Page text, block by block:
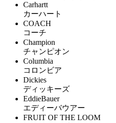
Carhartt
カーハート
COACH
コーチ
Champion
チャンピオン
Columbia
コロンビア
Dickies
ディッキーズ
EddieBauer
エディーバウアー
FRUIT OF THE LOOM